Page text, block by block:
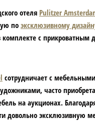
отеля Pulitzer
по эксклюзивному
комплекте с прикроватным
сотрудничает с
часто
на аукционах.
довольно эксклюзивную